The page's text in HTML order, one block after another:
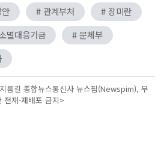
# 관계부처
# 장미란
멸대응기금
# 문체부
름길 종합뉴스통신사 뉴스핌(Newspim), 무
전재-재배포 금지>